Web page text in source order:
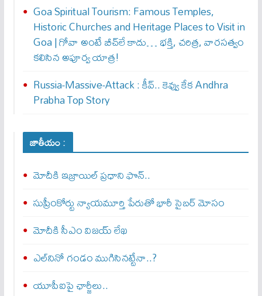
Goa Spiritual Tourism: Famous Temples,
Historic Churches and Heritage Places to Visit in
Goa | గోవా అంటే బీచ్‌లే కాదు… భక్తి, చరిత్ర, వారసత్వం
కలిసిన అపూర్వ యాత్ర!
Russia-Massive-Attack : కీవ్‌.. కెవ్వు కేక‌ Andhra
Prabha Top Story
జాతీయం :
మోదీకి ఇజ్రాయిల్ ప్ర‌ధాని ఫొన్..
సుప్రీంకోర్టు న్యాయమూర్తి పేరుతో భారీ సైబర్ మోసం
మోదీకి సీఎం విజయ్ లేఖ
ఎల్‌నినో గండం ముగిసినట్టేనా..?
యూపీఐపై ఛార్జీలు..